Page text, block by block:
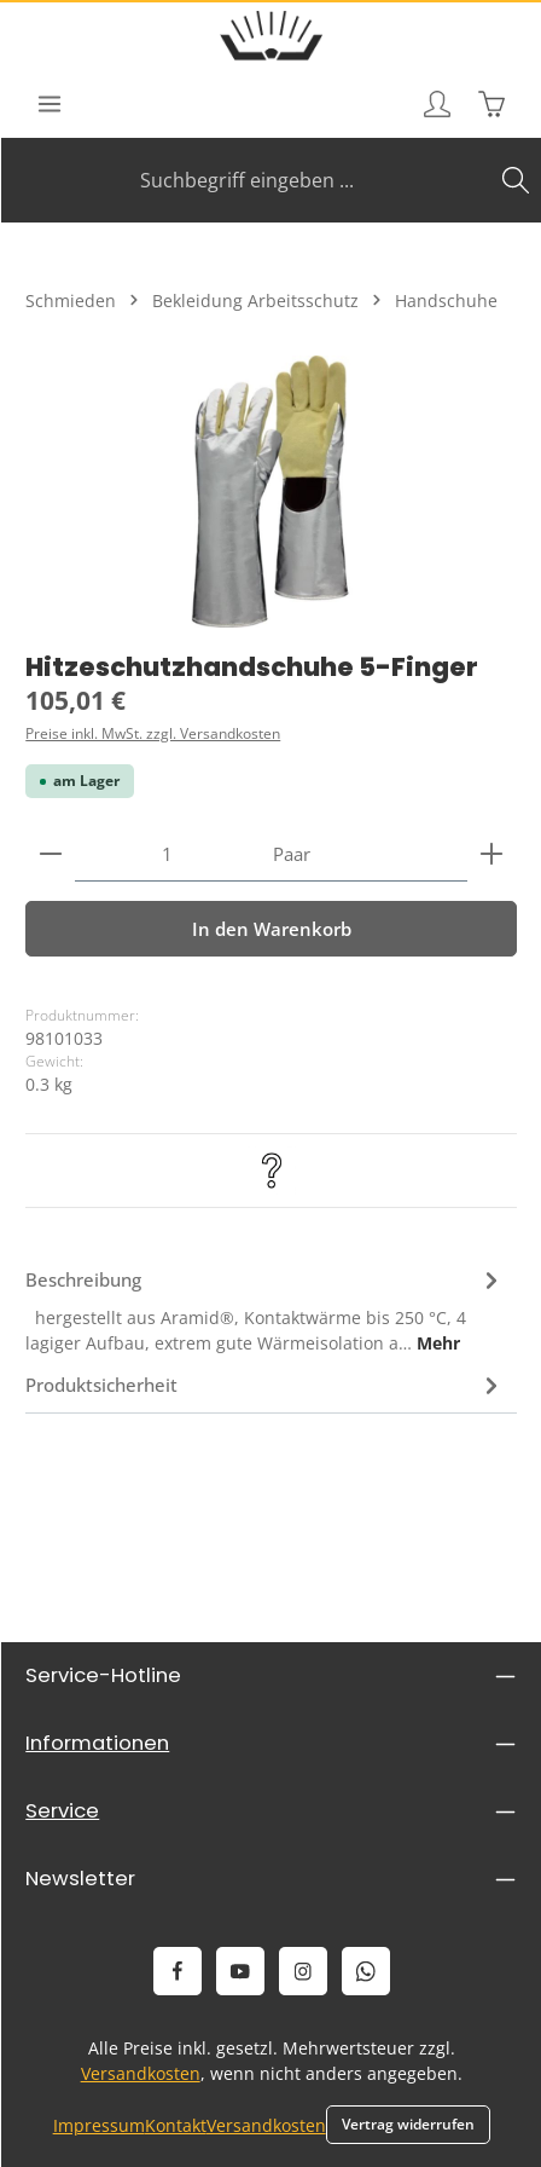
Zum Hauptinhalt springen
Schmieden Bekleidung Arbeitsschutz Handschuhe
Hitzeschutzhandschuhe 5-Finger
Regulärer Preis:
105,01 €
Preise inkl. MwSt. zzgl. Versandkosten
am Lager
Produkt Anzahl: Gib den gewünschten Wert ein
Paar
In den Warenkorb
Produktnummer:
98101033
Gewicht:
0.3 kg
Beschreibung
hergestellt aus Aramid®, Kontaktwärme bis 250 °C, 4
lagiger Aufbau, extrem gute Wärmeisolation a… Mehr
Produktsicherheit
Service-Hotline
Informationen
Service
Newsletter
Alle Preise inkl. gesetzl. Mehrwertsteuer zzgl.
Versandkosten, wenn nicht anders angegeben.
ImpressumKontaktVersandkosten Vertrag widerrufen